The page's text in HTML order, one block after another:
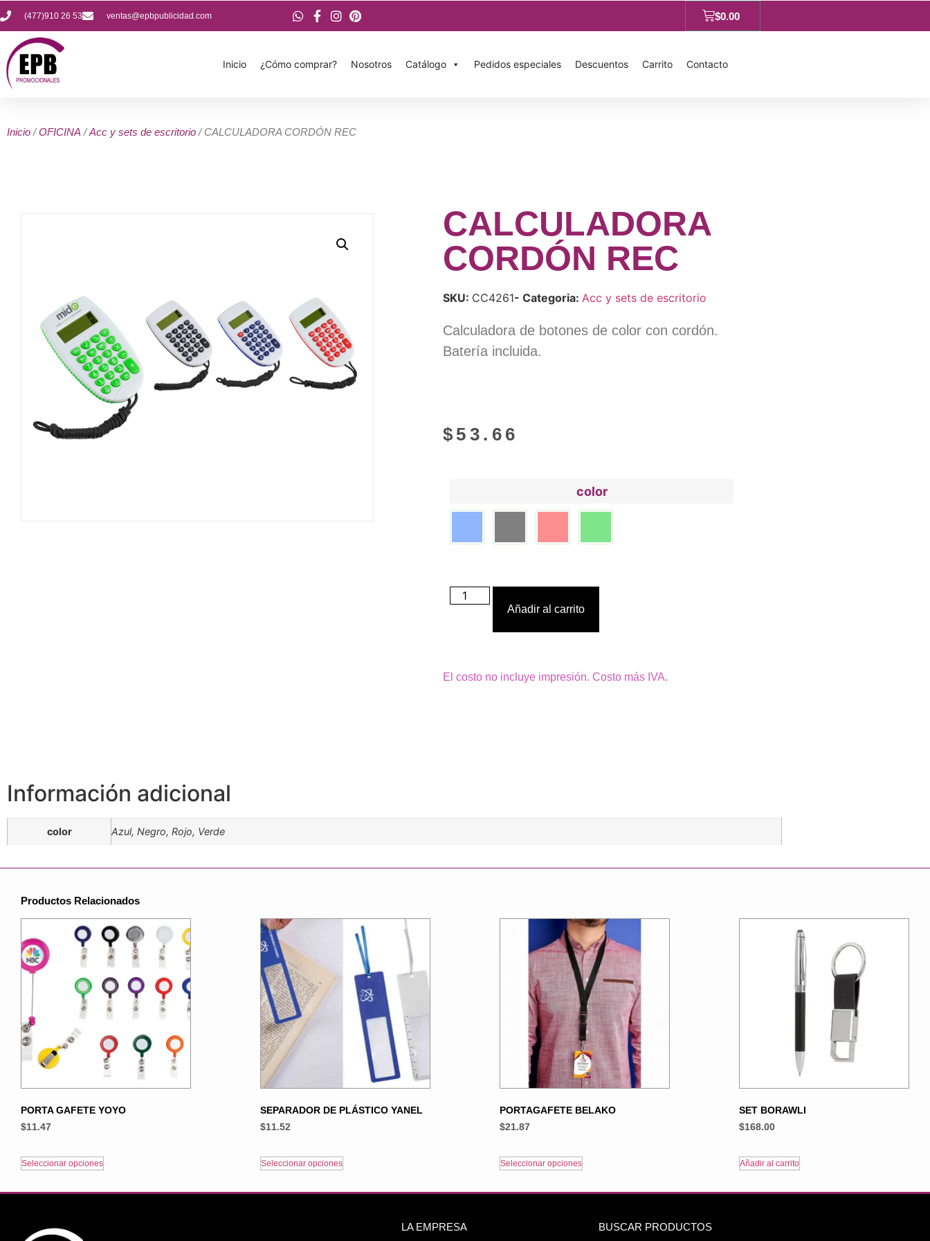
(477)910 26 53 ventas@epbpublicidad.com $0.00
Inicio ¿Cómo comprar? Nosotros Catálogo Pedidos especiales Descuentos Carrito Contacto
Inicio /OFICINA /Acc y sets de escritorio / CALCULADORA CORDÓN REC
CALCULADORA
CORDÓN REC
SKU: CC4261- Categoria: Acc y sets de escritorio
Calculadora de botones de color con cordón.
Batería incluida.
$ 53.66
color
Añadir al carrito
El costo no incluye impresión. Costo más IVA.
Información adicional
color Azul, Negro, Rojo, Verde
Productos Relacionados
PORTA GAFETE YOYO
$11.47
Seleccionar opciones
SEPARADOR DE PLÁSTICO YANEL
$11.52
Seleccionar opciones
PORTAGAFETE BELAKO
$21.87
Seleccionar opciones
SET BORAWLI
$168.00
Añadir al carrito
LA EMPRESA BUSCAR PRODUCTOS